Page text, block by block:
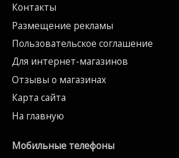
Контакты
Размещение рекламы
Пользовательское соглашение
Для интернет-магазинов
Отзывы о магазинах
Карта сайта
На главную
Мобильные телефоны